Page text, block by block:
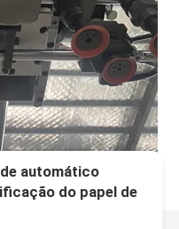
automático
do papel de